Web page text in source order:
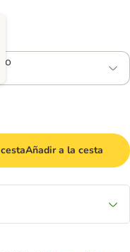
Añadir a la cesta